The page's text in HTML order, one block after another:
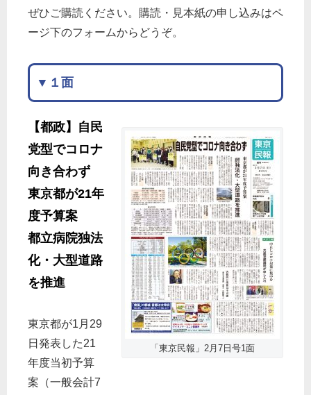
ぜひご購読ください。購読・見本紙の申し込みはペ
ージ下のフォームからどうぞ。
▼１面
「東京民報」2月7日号1面
【都政】自民
党型でコロナ
向き合わず
東京都が21年
度予算案
都立病院独法
化・大型道路
を推進
東京都が1月29
日発表した21
年度当初予算
案（一般会計7